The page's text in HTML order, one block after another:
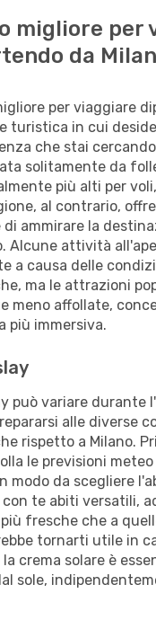
migliore per
da
per viaggiare
turistica in cui
che stai
solitamente da
più alti per
al contrario,
ammirare la
Alcune attività
a causa delle
ma le attrazioni
meno affollate,
più immersiva.
può variare durante
alle diverse
rispetto a Milano.
le previsioni meteo
modo da scegliere
te abiti versatili,
fresche che a
tornarti utile in
crema solare è
sole,